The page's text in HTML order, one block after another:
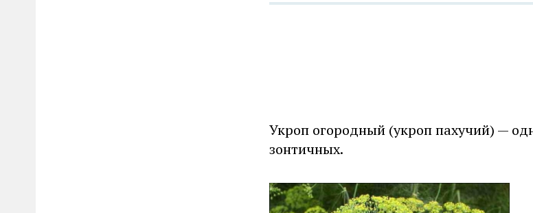
Укроп огородный (укроп пахучий) —
зонтичных.